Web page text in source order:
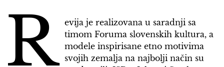
R
evija je realizovana u saradnji sa
timom Foruma slovenskih kultura, a
modele inspirisane etno motivima
svojih zemalja na najbolji način su